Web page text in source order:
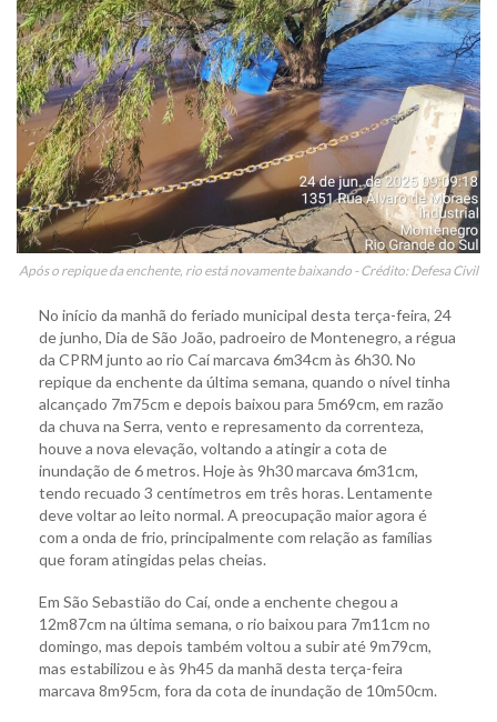
Após o repique da enchente, rio está novamente baixando - Crédito: Defesa Civil
No início da manhã do feriado municipal desta terça-feira, 24
de junho, Dia de São João, padroeiro de Montenegro, a régua
da CPRM junto ao rio Caí marcava 6m34cm às 6h30. No
repique da enchente da última semana, quando o nível tinha
alcançado 7m75cm e depois baixou para 5m69cm, em razão
da chuva na Serra, vento e represamento da correnteza,
houve a nova elevação, voltando a atingir a cota de
inundação de 6 metros. Hoje às 9h30 marcava 6m31cm,
tendo recuado 3 centímetros em três horas. Lentamente
deve voltar ao leito normal. A preocupação maior agora é
com a onda de frio, principalmente com relação as famílias
que foram atingidas pelas cheias.
Em São Sebastião do Caí, onde a enchente chegou a
12m87cm na última semana, o rio baixou para 7m11cm no
domingo, mas depois também voltou a subir até 9m79cm,
mas estabilizou e às 9h45 da manhã desta terça-feira
marcava 8m95cm, fora da cota de inundação de 10m50cm.